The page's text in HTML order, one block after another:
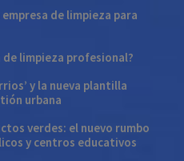
de limpieza para
de limpieza profesional?
y la nueva plantilla
urbana
verdes: el nuevo rumbo
y centros educativos